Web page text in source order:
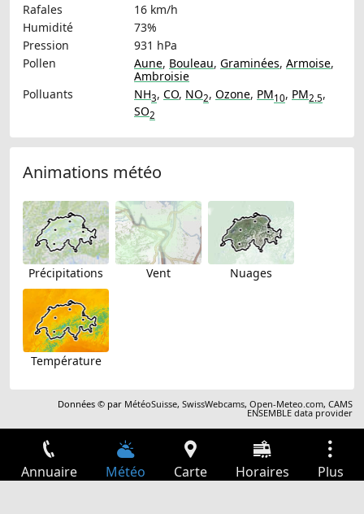
Rafales
16 km/h
Humidité
73%
Pression
931 hPa
Pollen
Aune, Bouleau, Graminées, Armoise,
Ambroisie
Polluants
NH3, CO, NO2, Ozone, PM10, PM2.5,
SO2
Animations météo
Précipitations Vent Nuages
Température
Données © par MétéoSuisse,SwissWebcams,Open-Meteo.com,CAMS
ENSEMBLE data provider
Annuaire Météo Carte Horaires Plus